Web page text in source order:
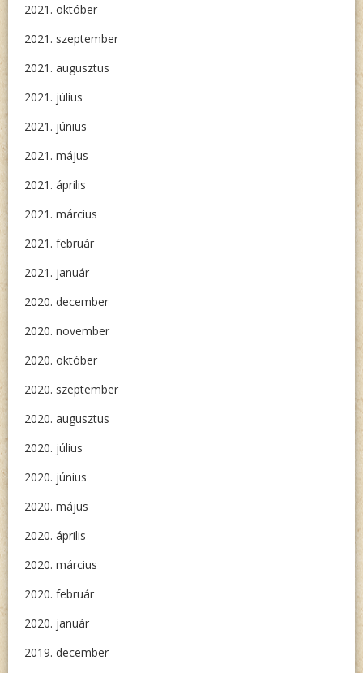
2021. október
2021. szeptember
2021. augusztus
2021. július
2021. június
2021. május
2021. április
2021. március
2021. február
2021. január
2020. december
2020. november
2020. október
2020. szeptember
2020. augusztus
2020. július
2020. június
2020. május
2020. április
2020. március
2020. február
2020. január
2019. december